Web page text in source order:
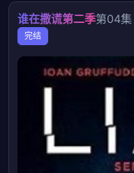
谁在撒谎第二季第04集
完结